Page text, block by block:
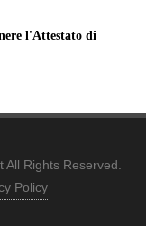
l'Attestato di
All Rights Reserved.
Policy